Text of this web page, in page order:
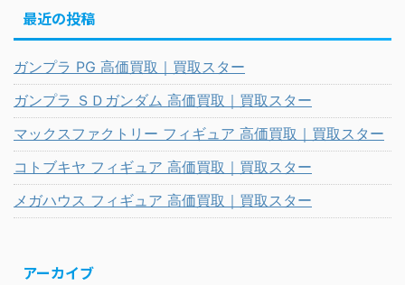
最近の投稿
ガンプラ PG 高価買取｜買取スター
ガンプラ ＳＤガンダム 高価買取｜買取スター
マックスファクトリー フィギュア 高価買取｜買取スター
コトブキヤ フィギュア 高価買取｜買取スター
メガハウス フィギュア 高価買取｜買取スター
アーカイブ